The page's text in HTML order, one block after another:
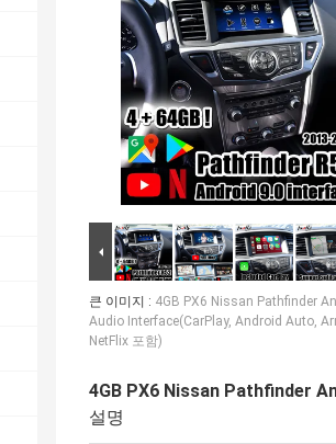
큰 이미지 : 4GB PX6 Nissan Pathfinder
Audio Interface(CarPlay, Android Auto,
NetFlix 포함)
4GB PX6 Nissan Pathfinder
설명